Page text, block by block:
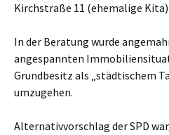
Kirchstraße 11 (ehemalige
In der Beratung wurde
angespannten
Grundbesitz als „städtischem
umzugehen.
Alternativvorschlag der SPD